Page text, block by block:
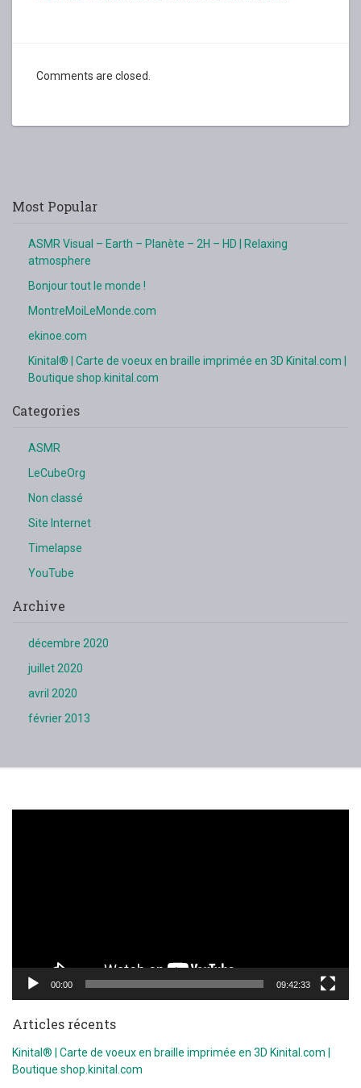
Comments are closed.
Most Popular
ASMR Visual – Earth – Planète – 2H – HD | Relaxing
atmosphere
Bonjour tout le monde !
MontreMoiLeMonde.com
ekinoe.com
Kinital® | Carte de voeux en braille imprimée en 3D Kinital.com |
Boutique shop.kinital.com
Categories
ASMR
LeCubeOrg
Non classé
Site Internet
Timelapse
YouTube
Archive
décembre 2020
juillet 2020
avril 2020
février 2013
00:00 09:42:33
Articles récents
Kinital® | Carte de voeux en braille imprimée en 3D Kinital.com |
Boutique shop.kinital.com